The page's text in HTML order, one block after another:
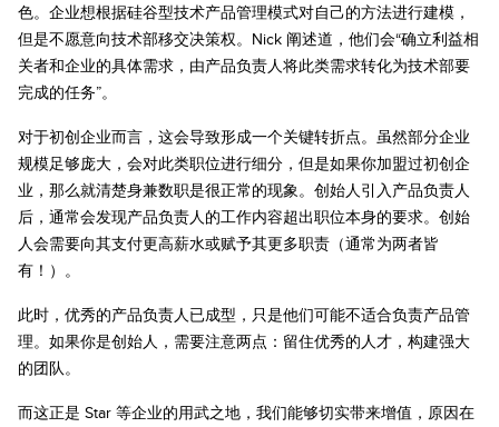
色。企业想根据硅谷型技术产品管理模式对自己的方法进行建模，
但是不愿意向技术部移交决策权。Nick 阐述道，他们会“确立利益相
关者和企业的具体需求，由产品负责人将此类需求转化为技术部要
完成的任务”。
对于初创企业而言，这会导致形成一个关键转折点。虽然部分企业
规模足够庞大，会对此类职位进行细分，但是如果你加盟过初创企
业，那么就清楚身兼数职是很正常的现象。创始人引入产品负责人
后，通常会发现产品负责人的工作内容超出职位本身的要求。创始
人会需要向其支付更高薪水或赋予其更多职责（通常为两者皆
有！）。
此时，优秀的产品负责人已成型，只是他们可能不适合负责产品管
理。如果你是创始人，需要注意两点：留住优秀的人才，构建强大
的团队。
而这正是 Star 等企业的用武之地，我们能够切实带来增值，原因在